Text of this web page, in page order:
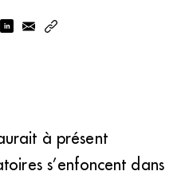
à présent
s’enfoncent dans